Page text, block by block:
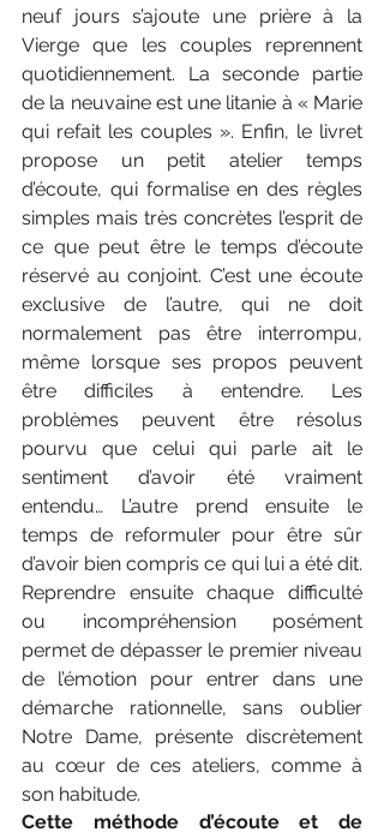
neuf jours s’ajoute une prière à la
Vierge que les couples reprennent
quotidiennement. La seconde partie
de la neuvaine est une litanie à « Marie
qui refait les couples ». Enfin, le livret
propose un petit atelier temps
d’écoute, qui formalise en des règles
simples mais très concrètes l’esprit de
ce que peut être le temps d’écoute
réservé au conjoint. C’est une écoute
exclusive de l’autre, qui ne doit
normalement pas être interrompu,
même lorsque ses propos peuvent
être difficiles à entendre. Les
problèmes peuvent être résolus
pourvu que celui qui parle ait le
sentiment d’avoir été vraiment
entendu… L’autre prend ensuite le
temps de reformuler pour être sûr
d’avoir bien compris ce qui lui a été dit.
Reprendre ensuite chaque difficulté
ou incompréhension posément
permet de dépasser le premier niveau
de l’émotion pour entrer dans une
démarche rationnelle, sans oublier
Notre Dame, présente discrètement
au cœur de ces ateliers, comme à
son habitude.
Cette méthode d’écoute et de